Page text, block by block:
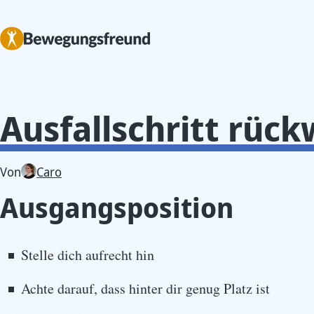
Ausfallschritt
Von Caro
Ausgangsposition
Stelle dich aufrecht hin
Achte darauf, dass hinter dir genug Platz ist